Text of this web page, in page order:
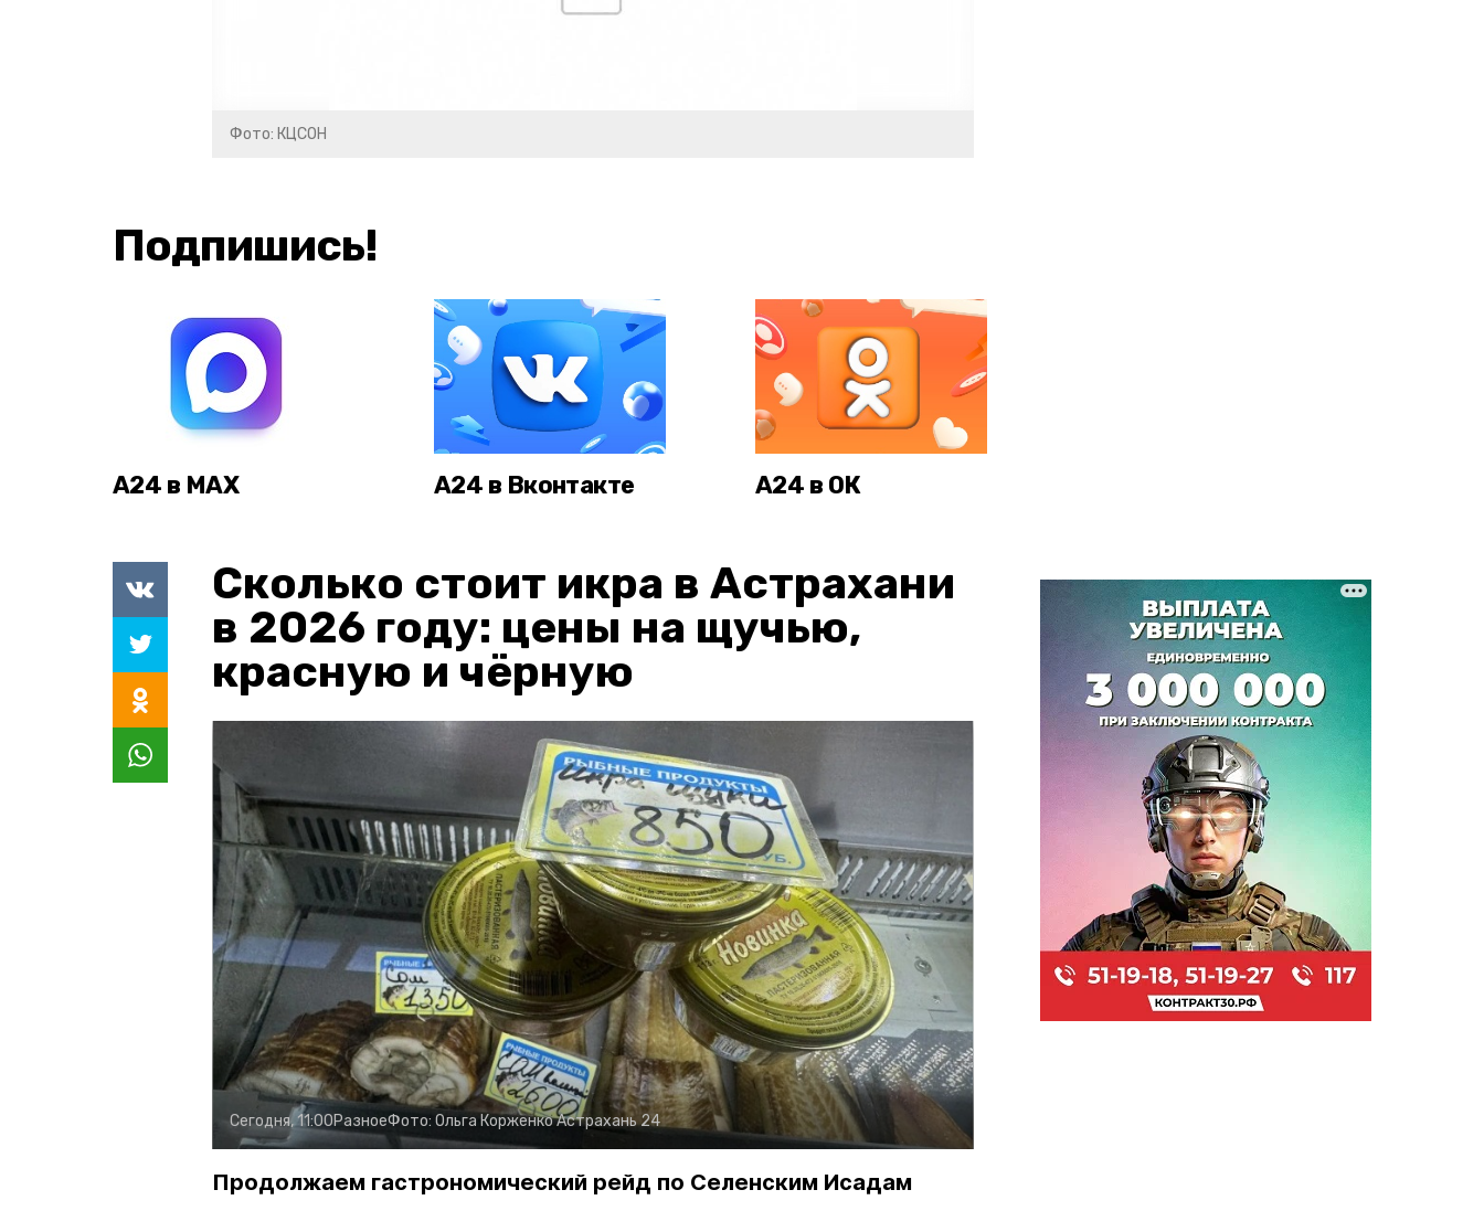
Фото: КЦСОН
Подпишись!
А24 в MAX А24 в Вконтакте А24 в ОК
Сколько стоит икра в Астрахани
в 2026 году: цены на щучью,
красную и чёрную
Сегодня, 11:00РазноеФото: Ольга КорженкоАстрахань 24
Продолжаем гастрономический рейд по Селенским Исадам